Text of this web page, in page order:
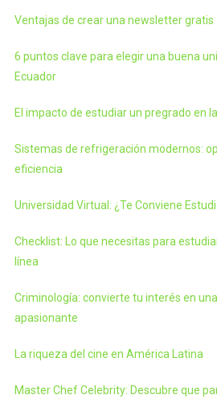
Ventajas de crear una newsletter gratis
6 puntos clave para elegir una buena
Ecuador
El impacto de estudiar un pregrado en
Sistemas de refrigeración modernos:
eficiencia
Universidad Virtual: ¿Te Conviene
Checklist: Lo que necesitas para
línea
Criminología: convierte tu interés en
apasionante
La riqueza del cine en América Latina
Master Chef Celebrity: Descubre que